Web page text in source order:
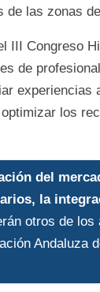
de las zonas
III Congreso
de
experiencias
los
del
la
otros de los
Andaluza